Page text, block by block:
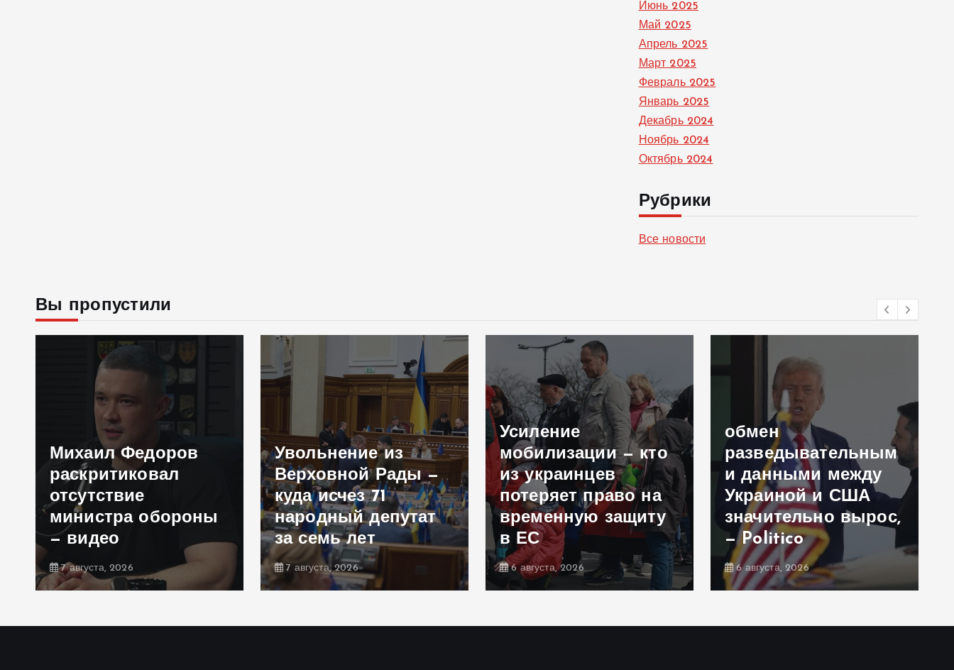
Июнь 2025
Май 2025
Апрель 2025
Март 2025
Февраль 2025
Январь 2025
Декабрь 2024
Ноябрь 2024
Октябрь 2024
Рубрики
Все новости
Вы пропустили
Михаил Федоров
раскритиковал
отсутствие
министра обороны
— видео
7 августа, 2026
Увольнение из
Верховной Рады —
куда исчез 71
народный депутат
за семь лет
7 августа, 2026
Усиление
мобилизации — кто
из украинцев
потеряет право на
временную защиту
в ЕС
6 августа, 2026
обмен
разведывательным
и данными между
Украиной и США
значительно вырос,
— Politico
6 августа, 2026